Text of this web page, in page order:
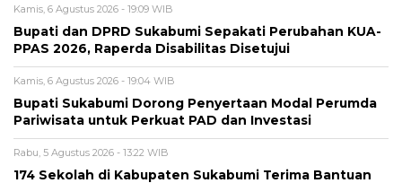
Kamis, 6 Agustus 2026 - 19:09 WIB
Bupati dan DPRD Sukabumi Sepakati Perubahan KUA-
PPAS 2026, Raperda Disabilitas Disetujui
Kamis, 6 Agustus 2026 - 19:04 WIB
Bupati Sukabumi Dorong Penyertaan Modal Perumda
Pariwisata untuk Perkuat PAD dan Investasi
Rabu, 5 Agustus 2026 - 13:22 WIB
174 Sekolah di Kabupaten Sukabumi Terima Bantuan